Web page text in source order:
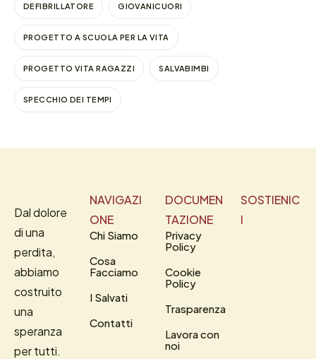
DEFIBRILLATORE GIOVANICUORI
PROGETTO A SCUOLA PER LA VITA
PROGETTO VITA RAGAZZI SALVABIMBI
SPECCHIO DEI TEMPI
Dal dolore
di una
perdita,
abbiamo
costruito
una
speranza
per tutti.
NAVIGAZI
ONE
Chi Siamo
Cosa
Facciamo
I Salvati
Contatti
DOCUMEN
TAZIONE
Privacy
Policy
Cookie
Policy
Trasparenza
Lavora con
noi
SOSTIENIC
I